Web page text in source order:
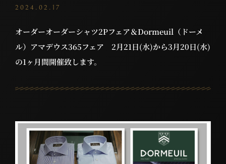
2024.02.17
オーダーオーダーシャツ2Pフェア＆Dormeuil（ドーメ
ル）アマデウス365フェア 2月21日(水)から3月20日(水)
の1ヶ月間開催致します。